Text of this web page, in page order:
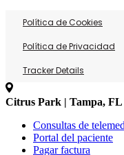
Política de Cookies
Política de Privacidad
Tracker Details
Citrus Park | Tampa, FL
Consultas de
Portal del paciente
Pagar factura